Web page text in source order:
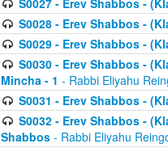
S0027 - Erev Shabbos -
S0028 - Erev Shabbos -
S0029 - Erev Shabbos -
S0030 - Erev Shabbos -
Mincha - 1 - Rabbi Eliyahu
S0031 - Erev Shabbos -
S0032 - Erev Shabbos -
Shabbos - Rabbi Eliyahu